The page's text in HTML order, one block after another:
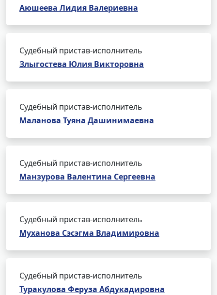
Аюшеева Лидия Валериевна
Судебный пристав-исполнитель
Злыгостева Юлия Викторовна
Судебный пристав-исполнитель
Маланова Туяна Дашинимаевна
Судебный пристав-исполнитель
Манзурова Валентина Сергеевна
Судебный пристав-исполнитель
Муханова Сэсэгма Владимировна
Судебный пристав-исполнитель
Туракулова Феруза Абдукадировна